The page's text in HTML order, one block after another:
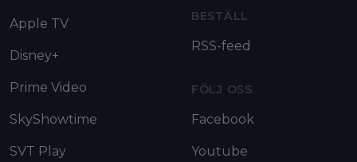
Apple TV
Disney+
Prime Video
SkyShowtime
SVT Play
BESTÄLL
RSS-feed
FÖLJ OSS
Facebook
Youtube